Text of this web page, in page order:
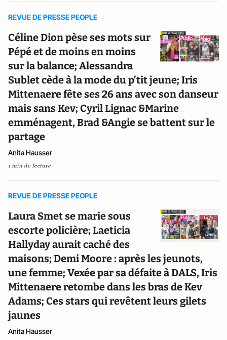
REVUE DE PRESSE PEOPLE
Céline Dion pèse ses mots sur
Pépé et de moins en moins
sur la balance; Alessandra
Sublet cède à la mode du p’tit jeune; Iris
Mittenaere fête ses 26 ans avec son danseur
mais sans Kev; Cyril Lignac &Marine
emménagent, Brad &Angie se battent sur le
partage
Anita Hausser
1 min de lecture
REVUE DE PRESSE PEOPLE
Laura Smet se marie sous
escorte policière; Laeticia
Hallyday aurait caché des
maisons; Demi Moore : après les jeunots,
une femme; Vexée par sa défaite à DALS, Iris
Mittenaere retombe dans les bras de Kev
Adams; Ces stars qui revêtent leurs gilets
jaunes
Anita Hausser